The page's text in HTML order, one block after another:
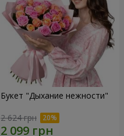
Букет "Дыхание нежности"
2 624 грн